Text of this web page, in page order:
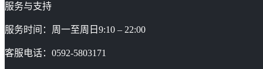
服务与支持
服务时间：周一至周日9:10 – 22:00
客服电话：0592-5803171